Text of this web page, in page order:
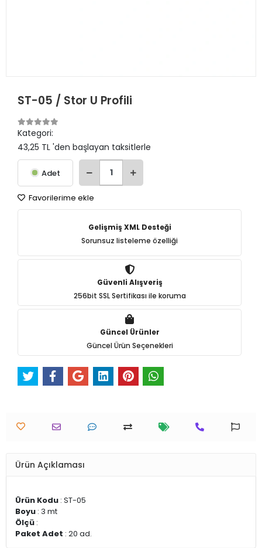
ST-05 / Stor U Profili
Kategori:
43,25 TL 'den başlayan taksitlerle
Adet
Favorilerime ekle
Gelişmiş XML Desteği
Sorunsuz listeleme özelliği
Güvenli Alışveriş
256bit SSL Sertifikası ile koruma
Güncel Ürünler
Güncel Ürün Seçenekleri
Ürün Açıklaması
Ürün Kodu : ST-05
Boyu : 3 mt
Ölçü :
Paket Adet : 20 ad.